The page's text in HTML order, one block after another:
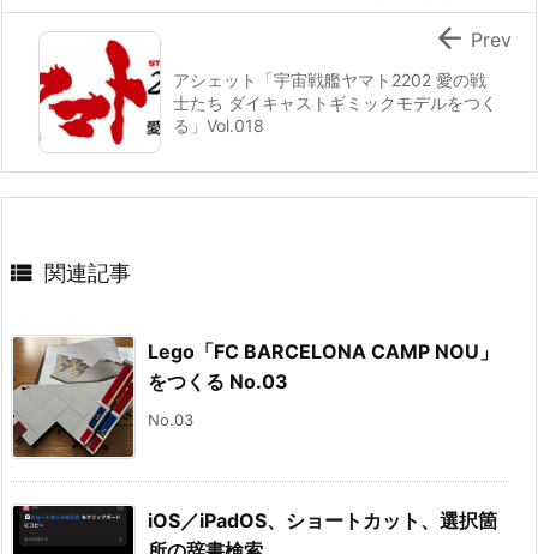
アシェット「宇宙戦艦ヤマト2202 愛の戦
士たち ダイキャストギミックモデルをつく
る」Vol.018
 Prev
 関連記事
Lego「FC BARCELONA CAMP NOU」
をつくる No.03
No.03
iOS／iPadOS、ショートカット、選択箇